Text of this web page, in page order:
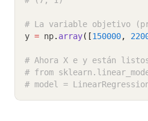
# La variable objetivo
y = np. array([150000,
# Ahora X e y están
# from
# model =